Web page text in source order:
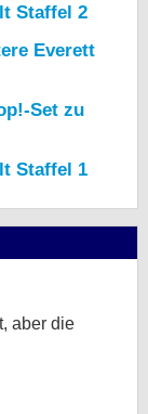
Staffel 2
Everett
Set zu
Staffel 1
aber die